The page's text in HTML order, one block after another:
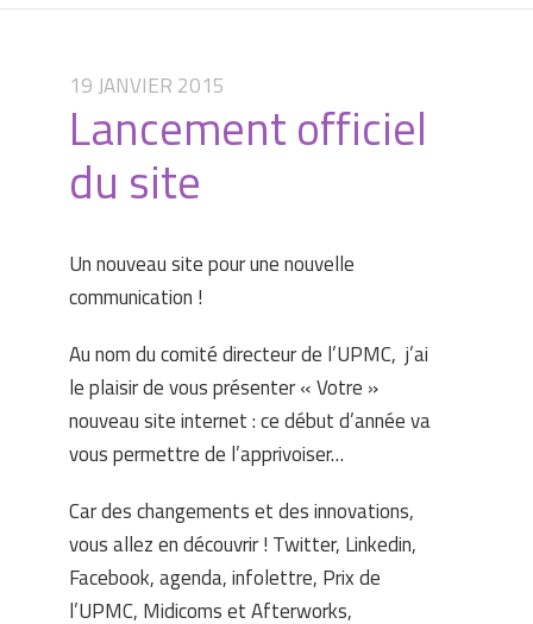
19 JANVIER 2015
Lancement officiel
du site
Un nouveau site pour une nouvelle
communication !
Au nom du comité directeur de l’UPMC, j’ai
le plaisir de vous présenter « Votre »
nouveau site internet : ce début d’année va
vous permettre de l’apprivoiser…
Car des changements et des innovations,
vous allez en découvrir ! Twitter, Linkedin,
Facebook, agenda, infolettre, Prix de
l’UPMC, Midicoms et Afterworks,